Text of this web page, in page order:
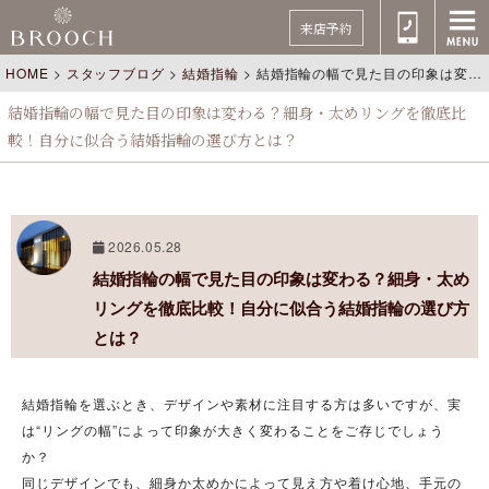
来店予約
HOME > スタッフブログ >結婚指輪 > 結婚指輪の幅で見た目の印象は変わる？細身・太めリングを徹底比較！自分に似合う結婚指輪の選び方とは？
結婚指輪の幅で見た目の印象は変わる？細身・太めリングを徹底比
較！自分に似合う結婚指輪の選び方とは？
2026.05.28
結婚指輪の幅で見た目の印象は変わる？細身・太め
リングを徹底比較！自分に似合う結婚指輪の選び方
とは？
結婚指輪を選ぶとき、デザインや素材に注目する方は多いですが、実
は“リングの幅”によって印象が大きく変わることをご存じでしょう
か？
同じデザインでも、細身か太めかによって見え方や着け心地、手元の